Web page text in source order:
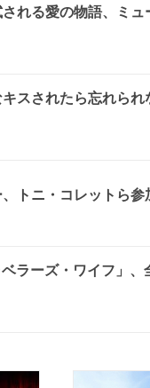
れる愛の物語、ミュ
スされたら忘れられ
トニ・コレットら参
ラーズ・ワイフ」、